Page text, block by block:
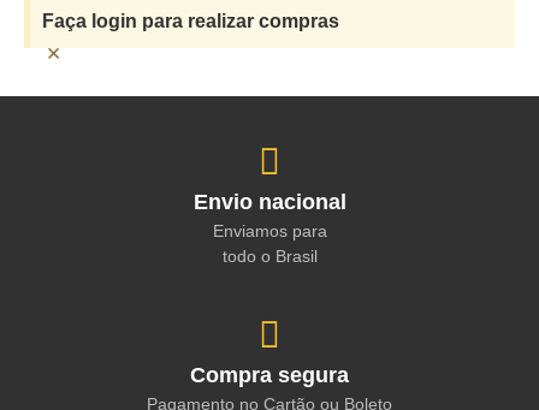
Faça login para realizar compras
×
Envio nacional
Enviamos para
todo o Brasil
Compra segura
Pagamento no Cartão ou Boleto